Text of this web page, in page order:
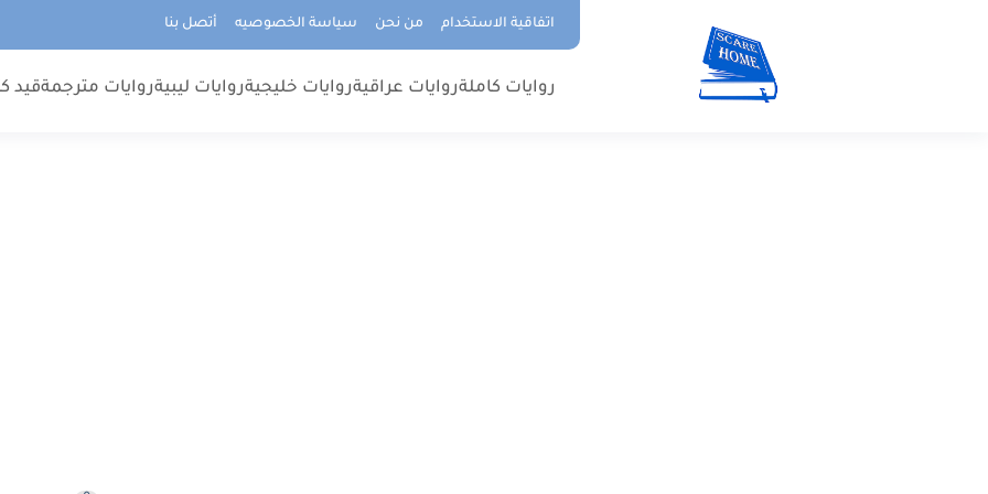
اتفاقية الاستخدام من نحن سياسة الخصوصيه أتصل بنا
روايات كاملةروايات عراقيةروايات خليجيةروايات ليبيةروايات مترجمةقيد